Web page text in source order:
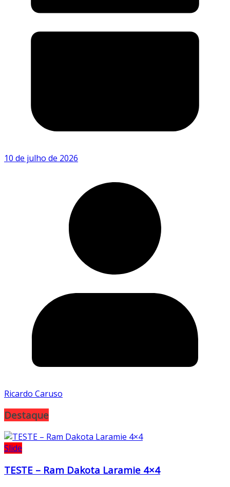
10 de julho de 2026
Ricardo Caruso
Destaque
Slide
TESTE – Ram Dakota Laramie 4×4